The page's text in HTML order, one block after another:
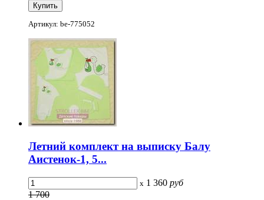
Артикул: be-775052
Летний комплект на выписку Балу
Аистенок-1, 5...
x 1 360 руб
1 700